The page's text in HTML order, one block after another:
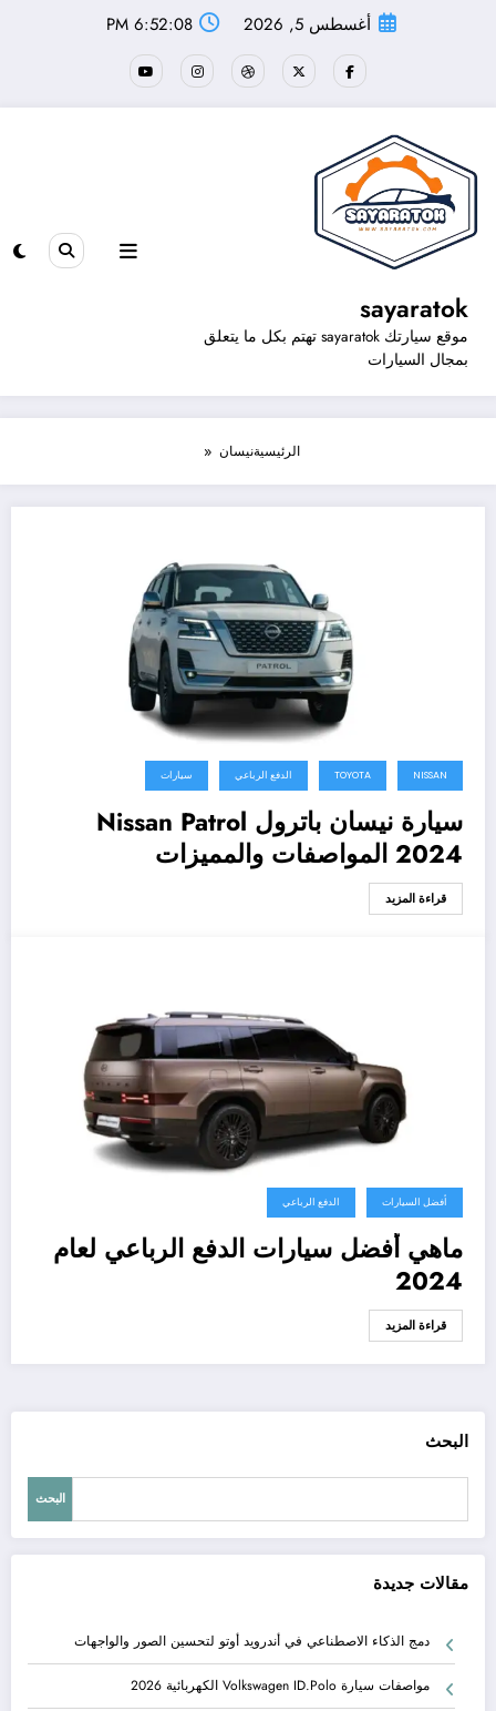
أغسطس 5, 2026 6:52:08 PM
sayaratok
موقع سيارتك sayaratok تهتم بكل ما يتعلق
بمجال السيارات
الرئيسيةنيسان
NISSAN
TOYOTA الدفع الرباعي سيارات
سيارة نيسان باترول Nissan Patrol
2024 المواصفات والمميزات
قراءة المزيد
أفضل السيارات الدفع الرباعي
ماهي أفضل سيارات الدفع الرباعي لعام
2024
قراءة المزيد
البحث
البحث
مقالات جديدة
دمج الذكاء الاصطناعي في أندرويد أوتو لتحسين الصور والواجهات
مواصفات سيارة Volkswagen ID.Polo الكهربائية 2026